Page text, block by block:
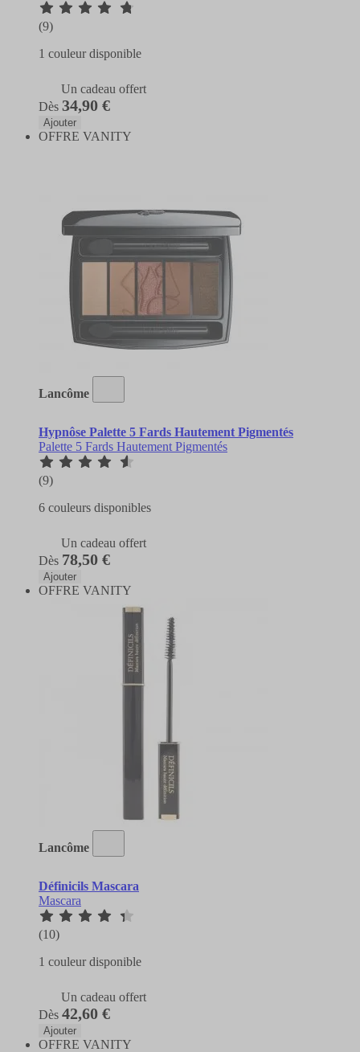
(9)
1 couleur disponible
Un cadeau offert
Dès 34,90 €
Ajouter
OFFRE VANITY
Lancôme
Hypnôse Palette 5 Fards Hautement Pigmentés
Palette 5 Fards Hautement Pigmentés
(9)
6 couleurs disponibles
Un cadeau offert
Dès 78,50 €
Ajouter
OFFRE VANITY
Lancôme
Définicils Mascara
Mascara
(10)
1 couleur disponible
Un cadeau offert
Dès 42,60 €
Ajouter
OFFRE VANITY